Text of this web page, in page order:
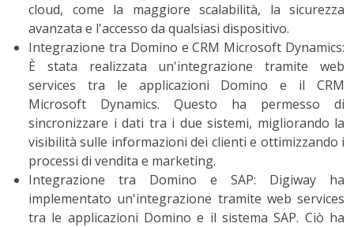
cloud, come la maggiore scalabilità, la sicurezza
avanzata e l'accesso da qualsiasi dispositivo.
Integrazione tra Domino e CRM Microsoft Dynamics:
È stata realizzata un'integrazione tramite web
services tra le applicazioni Domino e il CRM
Microsoft Dynamics. Questo ha permesso di
sincronizzare i dati tra i due sistemi, migliorando la
visibilità sulle informazioni dei clienti e ottimizzando i
processi di vendita e marketing.
Integrazione tra Domino e SAP: Digiway ha
implementato un'integrazione tramite web services
tra le applicazioni Domino e il sistema SAP. Ciò ha